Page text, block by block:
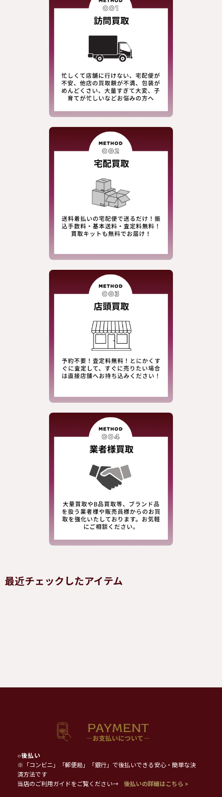
最近チェックしたアイテム
○後払い
※「コンビニ」「郵便局」「銀行」で後払いできる安心・簡単な決
済方法です
当店のご利用ガイドをご覧ください→
後払いの詳細はこちら >